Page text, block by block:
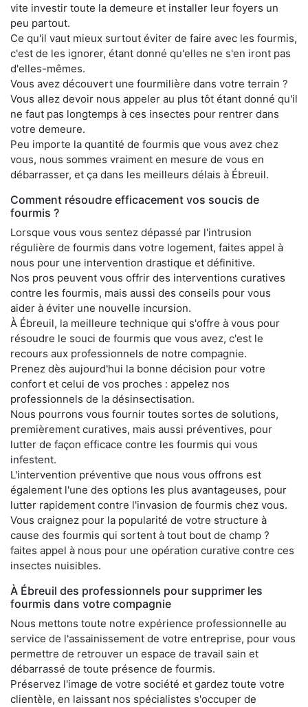
vite investir toute la demeure et installer leur foyers un
peu partout.
Ce qu'il vaut mieux surtout éviter de faire avec les fourmis,
c'est de les ignorer, étant donné qu'elles ne s'en iront pas
d'elles-mêmes.
Vous avez découvert une fourmilière dans votre terrain ?
Vous allez devoir nous appeler au plus tôt étant donné qu'il
ne faut pas longtemps à ces insectes pour rentrer dans
votre demeure.
Peu importe la quantité de fourmis que vous avez chez
vous, nous sommes vraiment en mesure de vous en
débarrasser, et ça dans les meilleurs délais à Ébreuil.
Comment résoudre efficacement vos soucis de
fourmis ?
Lorsque vous vous sentez dépassé par l'intrusion
régulière de fourmis dans votre logement, faites appel à
nous pour une intervention drastique et définitive.
Nos pros peuvent vous offrir des interventions curatives
contre les fourmis, mais aussi des conseils pour vous
aider à éviter une nouvelle incursion.
À Ébreuil, la meilleure technique qui s'offre à vous pour
résoudre le souci de fourmis que vous avez, c'est le
recours aux professionnels de notre compagnie.
Prenez dès aujourd'hui la bonne décision pour votre
confort et celui de vos proches : appelez nos
professionnels de la désinsectisation.
Nous pourrons vous fournir toutes sortes de solutions,
premièrement curatives, mais aussi préventives, pour
lutter de façon efficace contre les fourmis qui vous
infestent.
L'intervention préventive que nous vous offrons est
également l'une des options les plus avantageuses, pour
lutter rapidement contre l'invasion de fourmis chez vous.
Vous craignez pour la popularité de votre structure à
cause des fourmis qui sortent à tout bout de champ ?
faites appel à nous pour une opération curative contre ces
insectes nuisibles.
À Ébreuil des professionnels pour supprimer les
fourmis dans votre compagnie
Nous mettons toute notre expérience professionnelle au
service de l'assainissement de votre entreprise, pour vous
permettre de retrouver un espace de travail sain et
débarrassé de toute présence de fourmis.
Préservez l'image de votre société et gardez toute votre
clientèle, en laissant nos spécialistes s'occuper de